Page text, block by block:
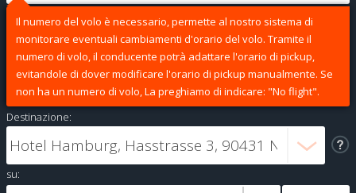
Il numero del volo è necessario, permette al nostro sistema di
monitorare eventuali cambiamenti d'orario del volo. Tramite il
numero di volo, il conducente potrà adattare l'orario di pickup,
evitandole di dover modificare l'orario di pickup manualmente. Se
non ha un numero di volo, La preghiamo di indicare: "No flight".
Destinazione:
su: